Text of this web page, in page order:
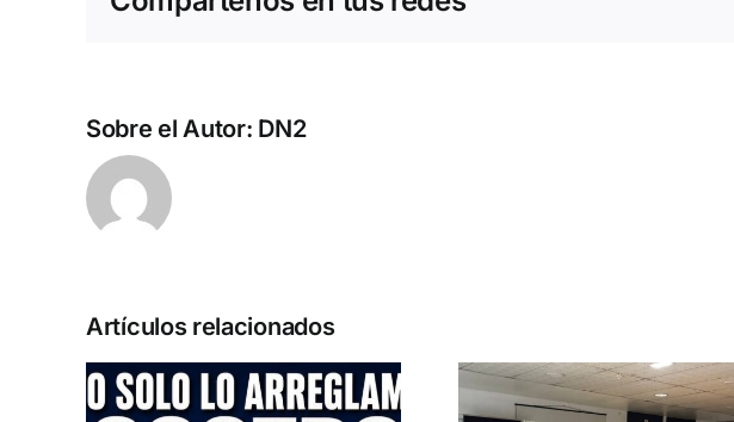
Sobre el Autor: DN2
Artículos relacionados